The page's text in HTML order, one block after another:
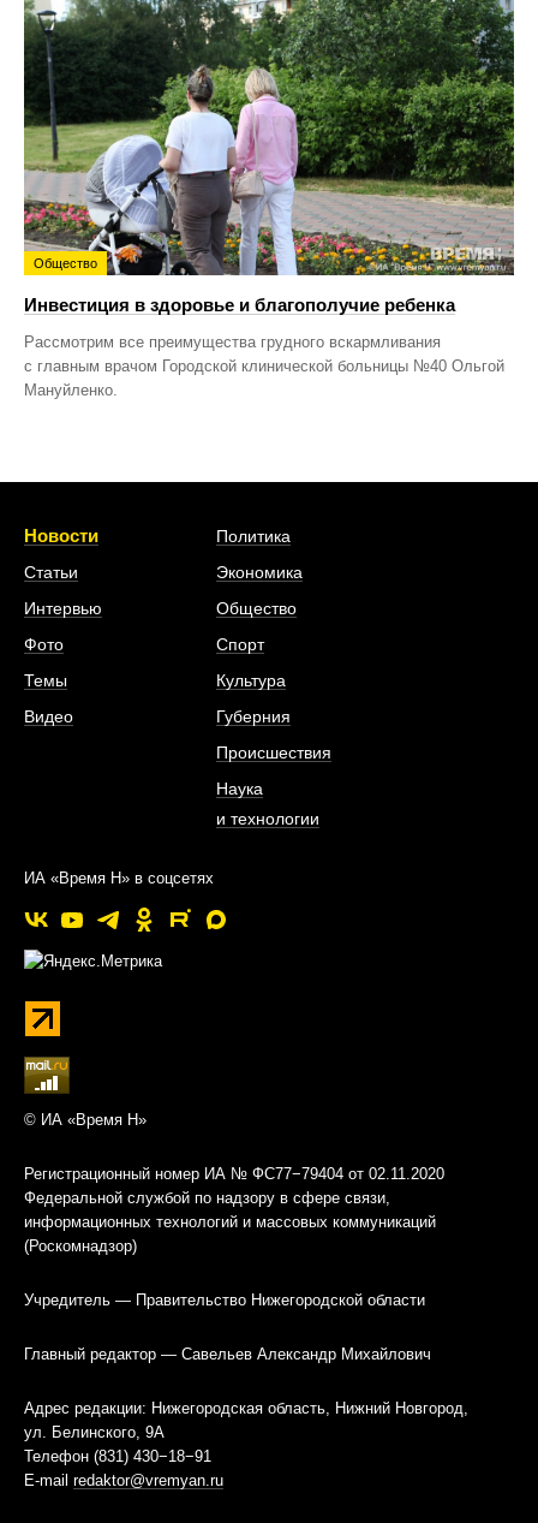
Общество
Инвестиция в здоровье и благополучие ребенка
Рассмотрим все преимущества грудного вскармливания
с главным врачом Городской клинической больницы №40 Ольгой
Мануйленко.
Новости
Статьи
Интервью
Фото
Темы
Видео
Политика
Экономика
Общество
Спорт
Культура
Губерния
Происшествия
Наука
и технологии
ИА «Время Н» в соцсетях
© ИА «Время Н»
Регистрационный номер ИА № ФС77−79404 от 02.11.2020
Федеральной службой по надзору в сфере связи,
информационных технологий и массовых коммуникаций
(Роскомнадзор)
Учредитель — Правительство Нижегородской области
Главный редактор — Савельев Александр Михайлович
Адрес редакции: Нижегородская область, Нижний Новгород,
ул. Белинского, 9А
Телефон (831) 430−18−91
E-mail redaktor@vremyan.ru